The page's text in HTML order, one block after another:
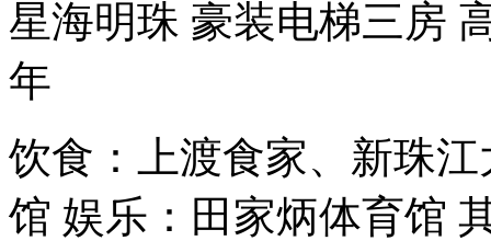
星海明珠 豪装电梯三房
年
饮食：上渡食家、新珠
馆 娱乐：田家炳体育馆